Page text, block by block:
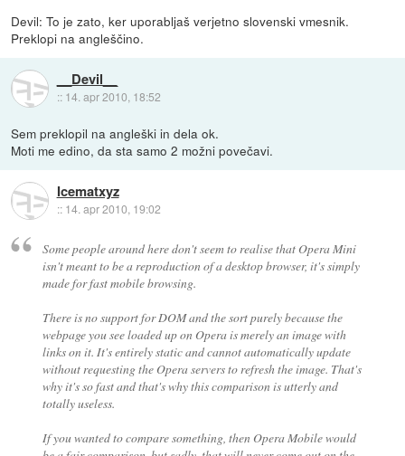
Devil: To je zato, ker uporabljaš verjetno slovenski vmesnik.
Preklopi na angleščino.
__Devil__
:: 14. apr 2010, 18:52
Sem preklopil na angleški in dela ok.
Moti me edino, da sta samo 2 možni povečavi.
Icematxyz
:: 14. apr 2010, 19:02
Some people around here don't seem to realise that Opera Mini
isn't meant to be a reproduction of a desktop browser, it's simply
made for fast mobile browsing.
There is no support for DOM and the sort purely because the
webpage you see loaded up on Opera is merely an image with
links on it. It's entirely static and cannot automatically update
without requesting the Opera servers to refresh the image. That's
why it's so fast and that's why this comparison is utterly and
totally useless.
If you wanted to compare something, then Opera Mobile would